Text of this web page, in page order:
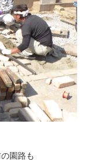
園路も